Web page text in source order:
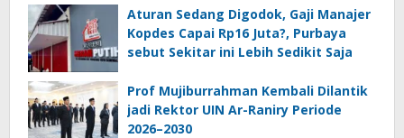
Aturan Sedang Digodok, Gaji Manajer
Kopdes Capai Rp16 Juta?, Purbaya
sebut Sekitar ini Lebih Sedikit Saja
Prof Mujiburrahman Kembali Dilantik
jadi Rektor UIN Ar-Raniry Periode
2026–2030